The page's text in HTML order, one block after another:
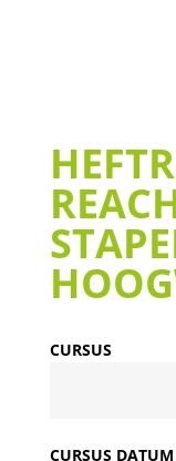
CURSUS
CURSUS DATUM